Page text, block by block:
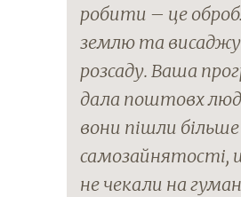
робити – це
землю та
розсаду. Ваша
дала поштовх
вони пішли
самозайнятості,
не чекали на